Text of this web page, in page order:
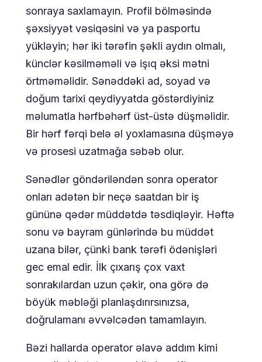
sonraya saxlamayın. Profil bölməsində
şəxsiyyət vəsiqəsini və ya pasportu
yükləyin; hər iki tərəfin şəkli aydın olmalı,
künclər kəsilməməli və işıq əksi mətni
örtməməlidir. Sənəddəki ad, soyad və
doğum tarixi qeydiyyatda göstərdiyiniz
məlumatla hərfbəhərf üst-üstə düşməlidir.
Bir hərf fərqi belə əl yoxlamasına düşməyə
və prosesi uzatmağa səbəb olur.
Sənədlər göndəriləndən sonra operator
onları adətən bir neçə saatdan bir iş
gününə qədər müddətdə təsdiqləyir. Həftə
sonu və bayram günlərində bu müddət
uzana bilər, çünki bank tərəfi ödənişləri
gec emal edir. İlk çıxarış çox vaxt
sonrakılardan uzun çəkir, ona görə də
böyük məbləği planlaşdırırsınızsa,
doğrulamanı əvvəlcədən tamamlayın.
Bəzi hallarda operator əlavə addım kimi